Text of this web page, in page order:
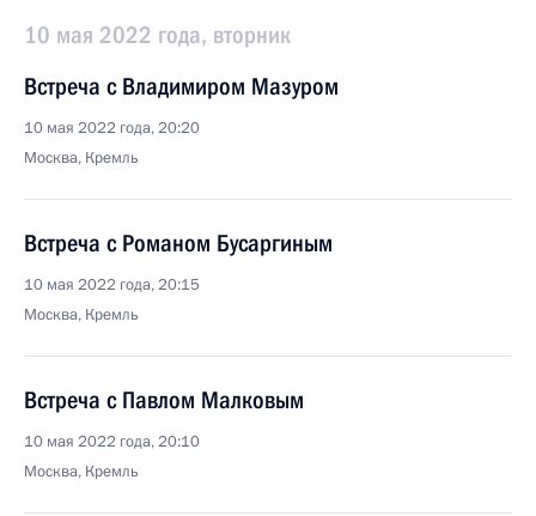
10 мая 2022 года, вторник
Встреча с Владимиром Мазуром
10 мая 2022 года, 20:20
Москва, Кремль
Встреча с Романом Бусаргиным
10 мая 2022 года, 20:15
Москва, Кремль
Встреча с Павлом Малковым
10 мая 2022 года, 20:10
Москва, Кремль